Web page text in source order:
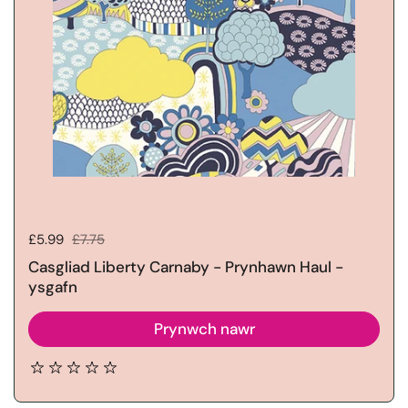
Pris gwerthu:
£5.99 Pris rheolaidd:
£7.75
Casgliad Liberty Carnaby - Prynhawn Haul -
ysgafn
Prynwch nawr